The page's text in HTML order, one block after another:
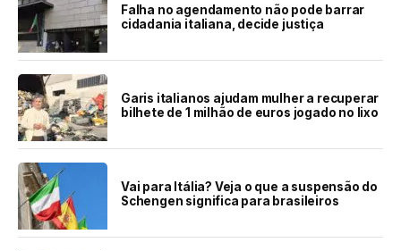
Falha no agendamento não pode barrar
cidadania italiana, decide justiça
Garis italianos ajudam mulher a recuperar
bilhete de 1 milhão de euros jogado no lixo
Vai para Itália? Veja o que a suspensão do
Schengen significa para brasileiros